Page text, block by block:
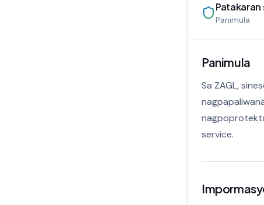
Patakaran
Panimula
Panimula
Sa ZAGL,
service.